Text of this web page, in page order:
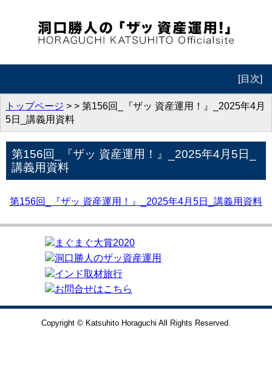
[目次]
トップページ
プロフィール
動画コンテンツ
著作紹介
お問合せ
トップページ > > 第156回_『ザッ 資産運用！』_2025年4月
5日_講義用資料
第156回_『ザッ 資産運用！』_2025年4月5日_
講義用資料
第156回_『ザッ 資産運用！』_2025年4月5日_講義用資料
Copyright © Katsuhito Horaguchi All Rights Reserved.